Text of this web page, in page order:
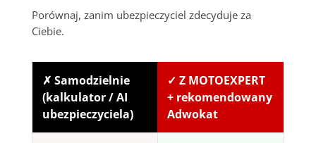
Porównaj, zanim ubezpieczyciel zdecyduje za
Ciebie.
✗ Samodzielnie
(kalkulator / AI
ubezpieczyciela)
✓ Z MOTOEXPERT
+ rekomendowany
Adwokat